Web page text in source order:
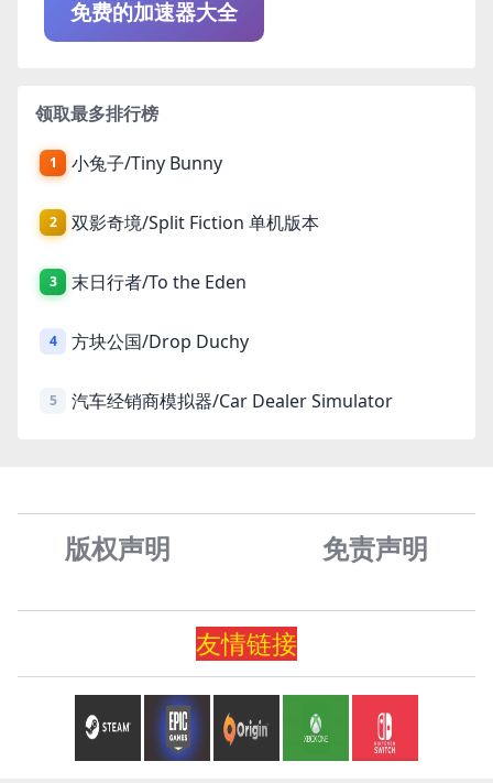
免费的加速器大全
领取最多排行榜
1 小兔子/Tiny Bunny
2 双影奇境/Split Fiction 单机版本
3 末日行者/To the Eden
4 方块公国/Drop Duchy
5 汽车经销商模拟器/Car Dealer Simulator
版权声明 免责声明
友情链接